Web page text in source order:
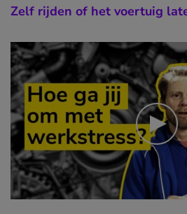
Zelf rijden of het voertuig